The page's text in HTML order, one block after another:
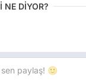
NE DİYOR?